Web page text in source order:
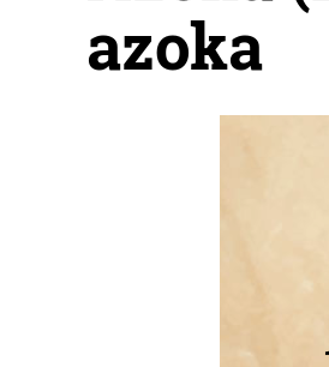
azoka